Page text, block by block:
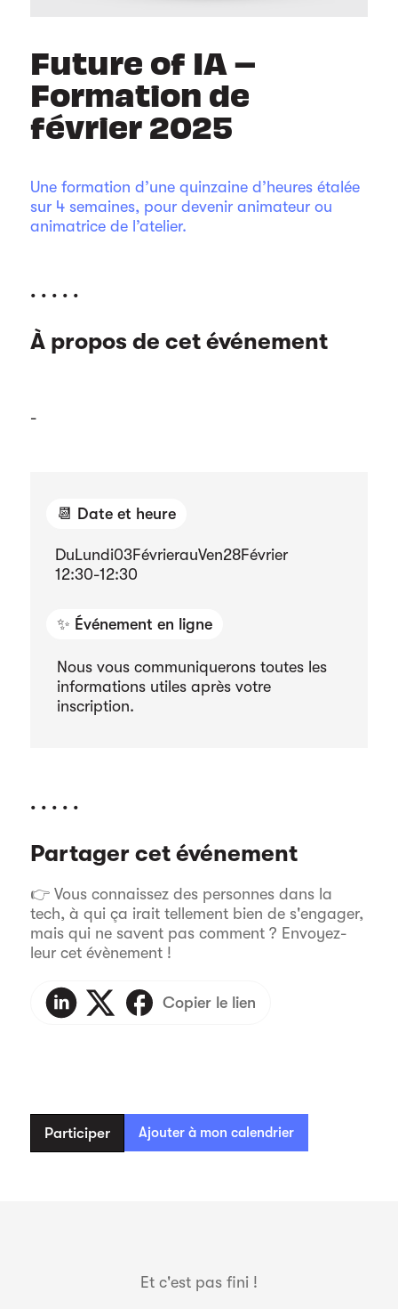
Future of IA –
Formation de
février 2025
Une formation d’une quinzaine d’heures étalée
sur 4 semaines, pour devenir animateur ou
animatrice de l’atelier.
. . . . .
À propos de cet événement
-
📆 Date et heure
DuLundi03FévrierauVen28Février
12:30-12:30
✨ Événement en ligne
Nous vous communiquerons toutes les
informations utiles après votre
inscription.
. . . . .
Partager cet événement
👉 Vous connaissez des personnes dans la
tech, à qui ça irait tellement bien de s'engager,
mais qui ne savent pas comment ? Envoyez-
leur cet évènement !
Copier le lien
Participer Ajouter à mon calendrier
Et c'est pas fini !